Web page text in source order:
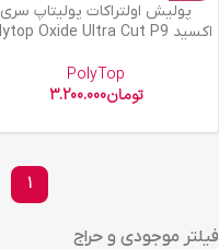
فیلتر موجودی و حراج
پولیش اولتراکات پولیتاپ سری
اکسید Polytop Oxide Ultra Cut P9
PolyTop
تومان3.200.000
1